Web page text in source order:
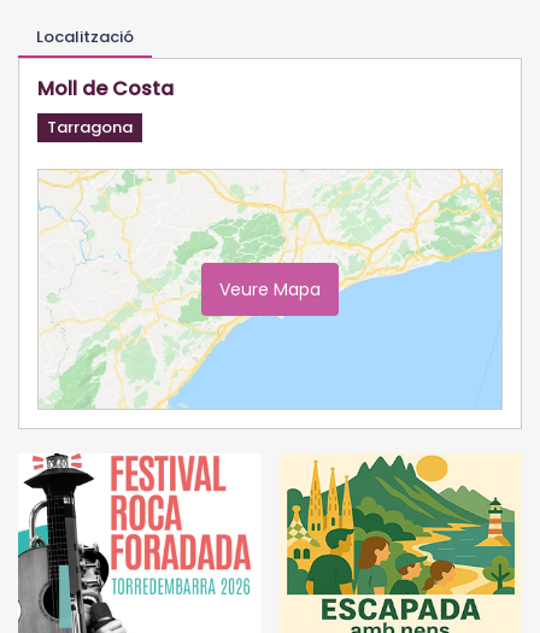
Localització
Moll de Costa
Tarragona
Veure Mapa